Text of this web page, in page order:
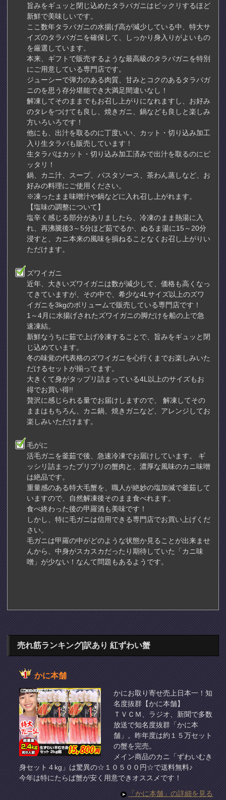
旨みをギュッと閉じ込めたタラバガニはビックリするほど
新鮮で美味しいです。
ここ数年タラバガニの水揚げ高が減少している中、特大サ
イズのタラバガニを確保して、しっかり身入りがよいもの
を厳選しています。
本来、ギフトで販売するような最高級のタラバガニを特別
にご用意している専門店です。
ジューシーで弾力のある肉質、甘みとコクのあるタラバガ
ニのを思う存分堪能でき大満足間違いなし！
解凍してそのままでもお召し上がりになれますし、お好み
のタレをつけても良し、焼きガニ、鍋なども良しと楽しみ
方いろいろです！
他にも、出汁を取るのに丁度いい、カット・切り込み加工
入り生タラバも販売しています！
生タラバはカット・切り込み加工済みで出汁を取るのにピ
ッタリ！
鍋、カニ汁、スープ、パスタソース、茶わん蒸しなど、お
好みの料理にご使用ください。
※凍ったまま味噌汁や鍋などに入れ召し上がれます。
【塩味の調整について】
塩辛く感じる部分がありましたら、冷凍のまま熱湯に入
れ、再沸騰後3～5分ほど茹でるか、ぬるま湯に15～20分
浸すと、カニ本来の風味を損ねることなくお召し上がりい
ただけます。
ズワイガニ
近年、大きいズワイガニは数が減少して、価格も高くなっ
てきていますが、その中で、希少な4Lサイズ以上のズワ
イガニを3kgのボリュームで販売している専門店です！
1～4月に水揚げされたズワイガニの脚だけを船の上で急
速凍結。
新鮮なうちに茹で上げ冷凍することで、旨みをギュッと閉
じ込めています。
冬の味覚の代表格のズワイガニを心行くまでお楽しみいた
だけるセットが揃ってます。
大きくて身がタップリ詰まっている4L以上のサイズもお
得でお買い得!!
贅沢に感じられる量でお届けしますので、 解凍してその
ままはもちろん、カニ鍋、焼きガニなど、アレンジしてお
楽しみいただけます。
毛がに
活毛ガニを釜茹で後、急速冷凍でお届けしています。 ギ
ッシリ詰まったプリプリの蟹肉と、濃厚な風味のカニ味噌
は絶品です。
重量感のある特大毛蟹を、職人が絶妙の塩加減で釜茹して
いますので、自然解凍後そのまま食べれます。
食べ終わった後の甲羅酒も美味です！
しかし、特に毛ガニは信用できる専門店でお買い上げくだ
さい。
毛ガニは甲羅の中がどのような状態か見ることが出来ませ
んから、中身がスカスカだったり期待していた「カニ味
噌」が少ない！なんて問題もあるようです。
売れ筋ランキング|訳あり 紅ずわい蟹
かに本舗
かにお取り寄せ売上日本一！知
名度抜群【かに本舗】
ＴＶＣＭ、ラジオ、新聞で多数
放送で知名度抜群「かに本
舗」。昨年度は約１５万セット
の蟹を完売。
メイン商品のカニ「ずわいむき
身セット４kg」は驚異の☆１０５００円☆で送料無料♪
今年は特にたらば蟹が安く用意できオススメです！
「かに本舗」の詳細を見る